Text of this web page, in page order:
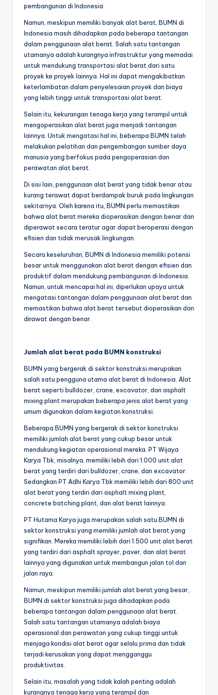
pembangunan di Indonesia.
Namun, meskipun memiliki banyak alat berat, BUMN di
Indonesia masih dihadapkan pada beberapa tantangan
dalam penggunaan alat berat. Salah satu tantangan
utamanya adalah kurangnya infrastruktur yang memadai
untuk mendukung transportasi alat berat dari satu
proyek ke proyek lainnya. Hal ini dapat mengakibatkan
keterlambatan dalam penyelesaian proyek dan biaya
yang lebih tinggi untuk transportasi alat berat.
Selain itu, kekurangan tenaga kerja yang terampil untuk
mengoperasikan alat berat juga menjadi tantangan
lainnya. Untuk mengatasi hal ini, beberapa BUMN telah
melakukan pelatihan dan pengembangan sumber daya
manusia yang berfokus pada pengoperasian dan
perawatan alat berat.
Di sisi lain, penggunaan alat berat yang tidak benar atau
kurang terawat dapat berdampak buruk pada lingkungan
sekitarnya. Oleh karena itu, BUMN perlu memastikan
bahwa alat berat mereka dioperasikan dengan benar dan
diperawat secara teratur agar dapat beroperasi dengan
efisien dan tidak merusak lingkungan.
Secara keseluruhan, BUMN di Indonesia memiliki potensi
besar untuk menggunakan alat berat dengan efisien dan
produktif dalam mendukung pembangunan di Indonesia.
Namun, untuk mencapai hal ini, diperlukan upaya untuk
mengatasi tantangan dalam penggunaan alat berat dan
memastikan bahwa alat berat tersebut dioperasikan dan
dirawat dengan benar.
Jumlah alat berat pada BUMN konstruksi
BUMN yang bergerak di sektor konstruksi merupakan
salah satu pengguna utama alat berat di Indonesia. Alat
berat seperti bulldozer, crane, excavator, dan asphalt
mixing plant merupakan beberapa jenis alat berat yang
umum digunakan dalam kegiatan konstruksi.
Beberapa BUMN yang bergerak di sektor konstruksi
memiliki jumlah alat berat yang cukup besar untuk
mendukung kegiatan operasional mereka. PT Wijaya
Karya Tbk, misalnya, memiliki lebih dari 1.000 unit alat
berat yang terdiri dari bulldozer, crane, dan excavator.
Sedangkan PT Adhi Karya Tbk memiliki lebih dari 800 unit
alat berat yang terdiri dari asphalt mixing plant,
concrete batching plant, dan alat berat lainnya.
PT Hutama Karya juga merupakan salah satu BUMN di
sektor konstruksi yang memiliki jumlah alat berat yang
signifikan. Mereka memiliki lebih dari 1.500 unit alat berat
yang terdiri dari asphalt sprayer, paver, dan alat berat
lainnya yang digunakan untuk membangun jalan tol dan
jalan raya.
Namun, meskipun memiliki jumlah alat berat yang besar,
BUMN di sektor konstruksi juga dihadapkan pada
beberapa tantangan dalam penggunaan alat berat.
Salah satu tantangan utamanya adalah biaya
operasional dan perawatan yang cukup tinggi untuk
menjaga kondisi alat berat agar selalu prima dan tidak
terjadi kerusakan yang dapat mengganggu
produktivitas.
Selain itu, masalah yang tidak kalah penting adalah
kurangnya tenaga kerja yang terampil dan